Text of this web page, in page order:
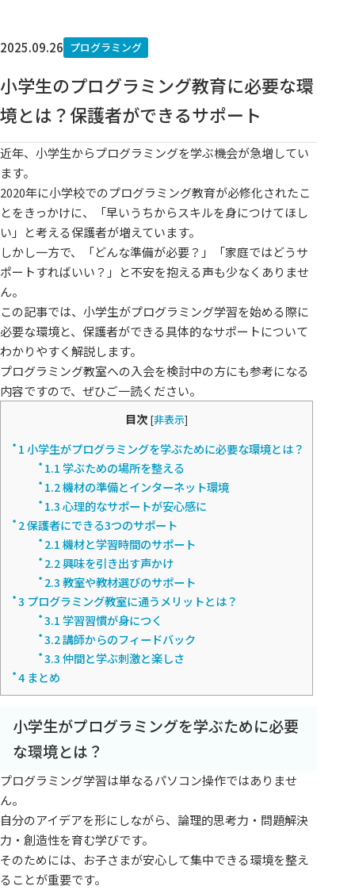
2025.09.26 プログラミング
小学生のプログラミング教育に必要な環
境とは？保護者ができるサポート
近年、小学生からプログラミングを学ぶ機会が急増してい
ます。
2020年に小学校でのプログラミング教育が必修化されたこ
とをきっかけに、「早いうちからスキルを身につけてほし
い」と考える保護者が増えています。
しかし一方で、「どんな準備が必要？」「家庭ではどうサ
ポートすればいい？」と不安を抱える声も少なくありませ
ん。
この記事では、小学生がプログラミング学習を始める際に
必要な環境と、保護者ができる具体的なサポートについて
わかりやすく解説します。
プログラミング教室への入会を検討中の方にも参考になる
内容ですので、ぜひご一読ください。
目次 [非表示]
1小学生がプログラミングを学ぶために必要な環境とは？
1.1 学ぶための場所を整える
1.2機材の準備とインターネット環境
1.3心理的なサポートが安心感に
2保護者にできる3つのサポート
2.1機材と学習時間のサポート
2.2興味を引き出す声かけ
2.3教室や教材選びのサポート
3 プログラミング教室に通うメリットとは？
3.1 学習習慣が身につく
3.2講師からのフィードバック
3.3仲間と学ぶ刺激と楽しさ
4 まとめ
小学生がプログラミングを学ぶために必要
な環境とは？
プログラミング学習は単なるパソコン操作ではありませ
ん。
自分のアイデアを形にしながら、論理的思考力・問題解決
力・創造性を育む学びです。
そのためには、お子さまが安心して集中できる環境を整え
ることが重要です。